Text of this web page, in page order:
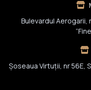
Bulevardul Aerogarii,
Șoseaua Virtuții, nr 56E,